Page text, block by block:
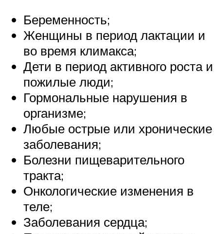
Беременность;
Женщины в период лактации и
во время климакса;
Дети в период активного роста и
пожилые люди;
Гормональные нарушения в
организме;
Любые острые или хронические
заболевания;
Болезни пищеварительного
тракта;
Онкологические изменения в
теле;
Заболевания сердца;